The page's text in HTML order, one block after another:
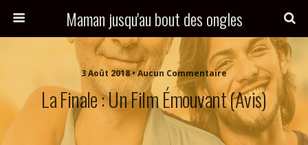
Maman jusqu'au bout des ongles
3 Août 2018 • Aucun Commentaire
La Finale : Un Film Émouvant (avis)